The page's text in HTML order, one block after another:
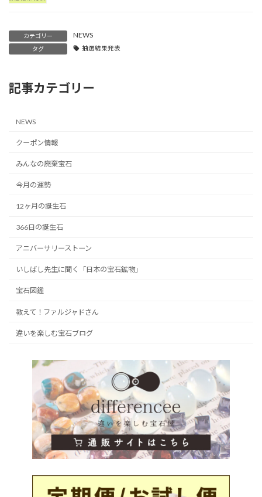
カテゴリー NEWS
タグ 抽選結果発表
記事カテゴリー
NEWS
クーポン情報
みんなの廃棄宝石
今月の運勢
12ヶ月の誕生石
366日の誕生石
アニバーサリーストーン
いしばし先生に聞く「日本の宝石鉱物」
宝石図鑑
教えて！ファルジャドさん
違いを楽しむ宝石ブログ